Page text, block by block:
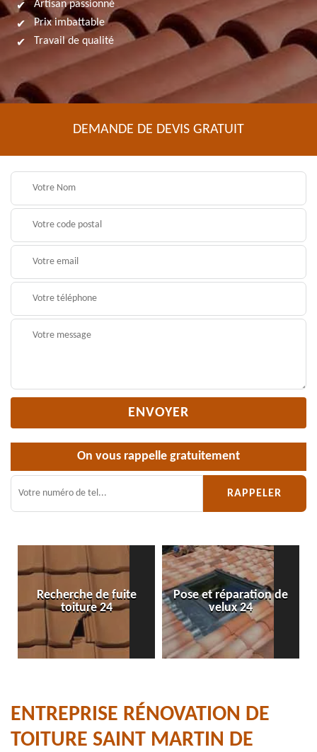
Artisan passionné
Prix imbattable
Travail de qualité
DEMANDE DE DEVIS GRATUIT
On vous rappelle gratuitement
Recherche de fuite
toiture 24
Pose et réparation de
velux 24
ENTREPRISE RÉNOVATION DE
TOITURE SAINT MARTIN DE